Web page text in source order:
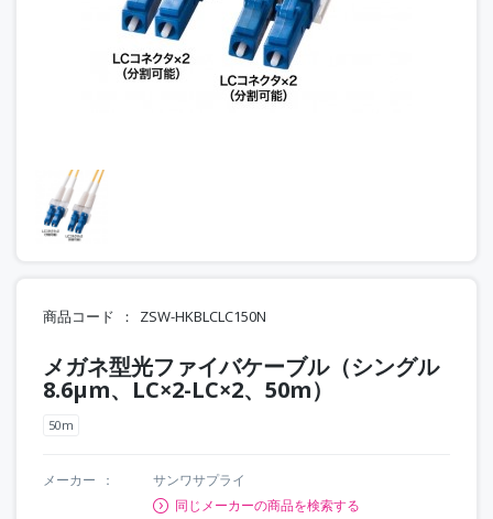
商品コード ZSW-HKBLCLC150N
メガネ型光ファイバケーブル（シングル
8.6μm、LC×2-LC×2、50m）
50m
メーカー
サンワサプライ
同じメーカーの商品を検索する